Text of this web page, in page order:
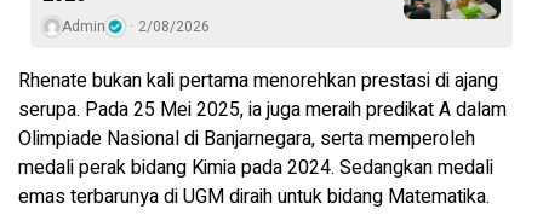
Admin 2/08/2026
Rhenate bukan kali pertama menorehkan prestasi di ajang
serupa. Pada 25 Mei 2025, ia juga meraih predikat A dalam
Olimpiade Nasional di Banjarnegara, serta memperoleh
medali perak bidang Kimia pada 2024. Sedangkan medali
emas terbarunya di UGM diraih untuk bidang Matematika.